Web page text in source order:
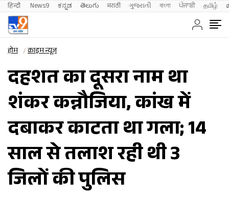
हिन्दी News9 ಕನ್ನಡ తెలుగు मराठी ગુજરાતી বাংলা ਪੰਜਾਬੀ தமிழ்
होम क्राइम न्यूज़
दहशत का दूसरा नाम था
शंकर कन्नौजिया, कांख में
दबाकर काटता था गला; 14
साल से तलाश रही थी 3
जिलों की पुलिस